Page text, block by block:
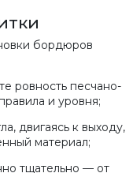
бордюров
ровность песчано-
и уровня;
двигаясь к выходу,
материал;
тщательно — от